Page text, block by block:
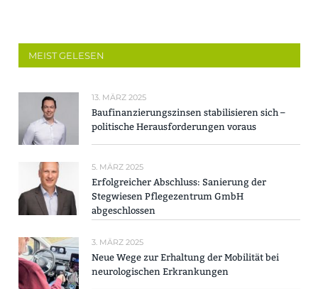
MEIST GELESEN
13. MÄRZ 2025
Baufinanzierungszinsen stabilisieren sich –
politische Herausforderungen voraus
5. MÄRZ 2025
Erfolgreicher Abschluss: Sanierung der
Stegwiesen Pflegezentrum GmbH
abgeschlossen
3. MÄRZ 2025
Neue Wege zur Erhaltung der Mobilität bei
neurologischen Erkrankungen